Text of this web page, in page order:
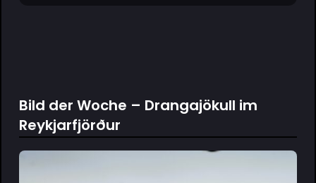
Bild der Woche – Drangajökull im
Reykjarfjörður